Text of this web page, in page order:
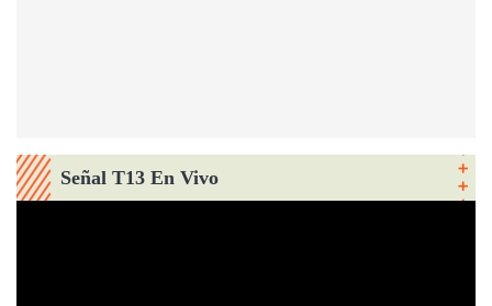
Señal T13 En Vivo